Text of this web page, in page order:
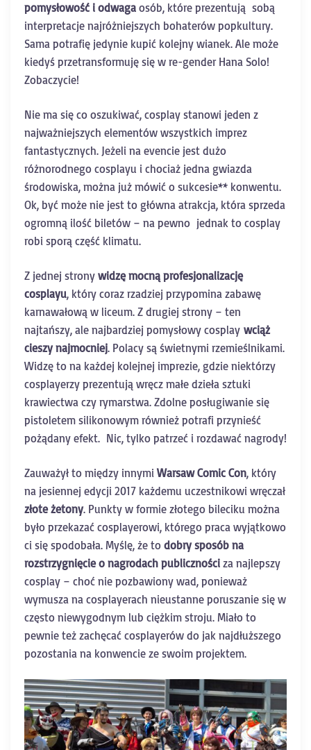
pomysłowość i odwaga osób, które prezentują sobą
interpretacje najróżniejszych bohaterów popkultury.
Sama potrafię jedynie kupić kolejny wianek. Ale może
kiedyś przetransformuję się w re-gender Hana Solo!
Zobaczycie!
Nie ma się co oszukiwać, cosplay stanowi jeden z
najważniejszych elementów wszystkich imprez
fantastycznych. Jeżeli na evencie jest dużo
różnorodnego cosplayu i chociaż jedna gwiazda
środowiska, można już mówić o sukcesie** konwentu.
Ok, być może nie jest to główna atrakcja, która sprzeda
ogromną ilość biletów – na pewno jednak to cosplay
robi sporą część klimatu.
Z jednej strony widzę mocną profesjonalizację
cosplayu, który coraz rzadziej przypomina zabawę
karnawałową w liceum. Z drugiej strony – ten
najtańszy, ale najbardziej pomysłowy cosplay wciąż
cieszy najmocniej. Polacy są świetnymi rzemieślnikami.
Widzę to na każdej kolejnej imprezie, gdzie niektórzy
cosplayerzy prezentują wręcz małe dzieła sztuki
krawiectwa czy rymarstwa. Zdolne posługiwanie się
pistoletem silikonowym również potrafi przynieść
pożądany efekt. Nic, tylko patrzeć i rozdawać nagrody!
Zauważył to między innymi Warsaw Comic Con, który
na jesiennej edycji 2017 każdemu uczestnikowi wręczał
złote żetony. Punkty w formie złotego bileciku można
było przekazać cosplayerowi, którego praca wyjątkowo
ci się spodobała. Myślę, że to dobry sposób na
rozstrzygnięcie o nagrodach publiczności za najlepszy
cosplay – choć nie pozbawiony wad, ponieważ
wymusza na cosplayerach nieustanne poruszanie się w
często niewygodnym lub ciężkim stroju. Miało to
pewnie też zachęcać cosplayerów do jak najdłuższego
pozostania na konwencie ze swoim projektem.